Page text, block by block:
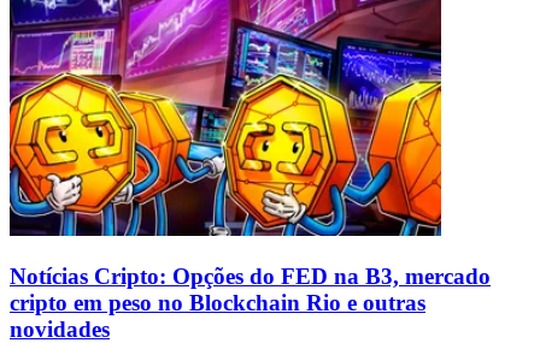
Notícias Cripto: Opções do FED na B3, mercado
cripto em peso no Blockchain Rio e outras
novidades